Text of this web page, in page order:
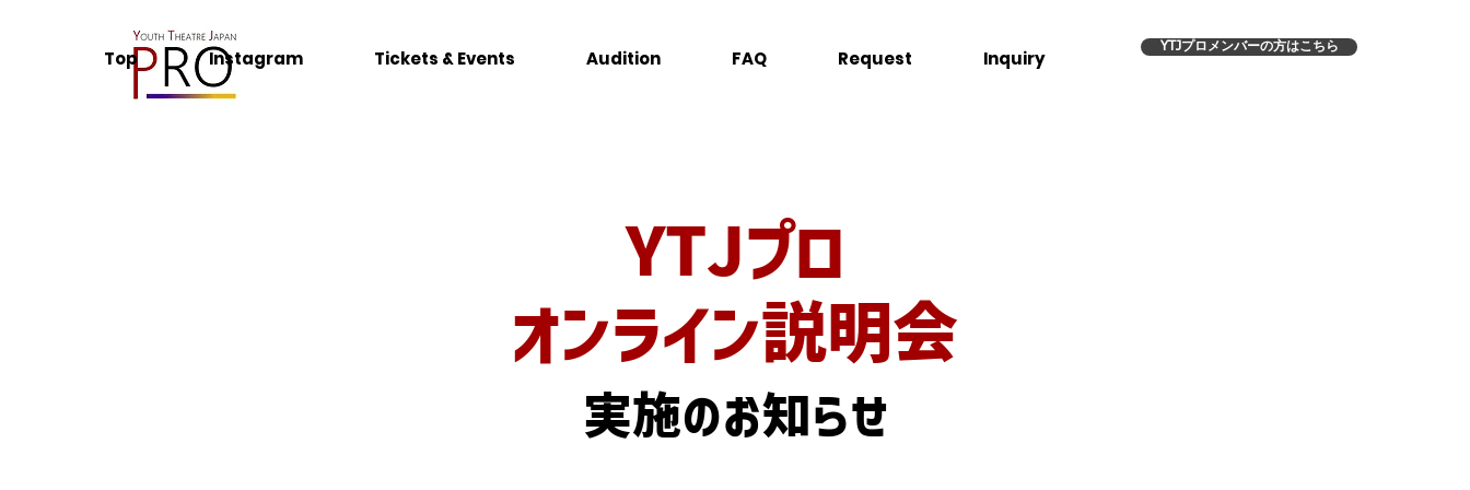
Top Instagram Tickets & Events Audition FAQ Request Inquiry YTJプロメンバーの方はこちら
YTJプロ
オンライン説明会
実施の​お知らせ